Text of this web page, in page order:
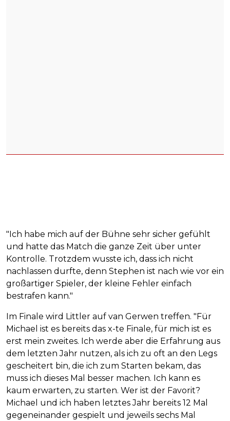
"Ich habe mich auf der Bühne sehr sicher gefühlt
und hatte das Match die ganze Zeit über unter
Kontrolle. Trotzdem wusste ich, dass ich nicht
nachlassen durfte, denn Stephen ist nach wie vor ein
großartiger Spieler, der kleine Fehler einfach
bestrafen kann."
Im Finale wird Littler auf van Gerwen treffen. "Für
Michael ist es bereits das x-te Finale, für mich ist es
erst mein zweites. Ich werde aber die Erfahrung aus
dem letzten Jahr nutzen, als ich zu oft an den Legs
gescheitert bin, die ich zum Starten bekam, das
muss ich dieses Mal besser machen. Ich kann es
kaum erwarten, zu starten. Wer ist der Favorit?
Michael und ich haben letztes Jahr bereits 12 Mal
gegeneinander gespielt und jeweils sechs Mal